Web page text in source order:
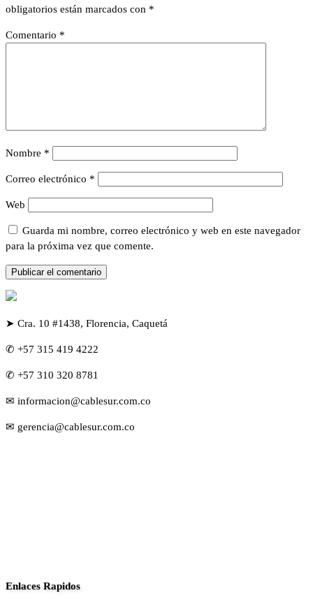
obligatorios están marcados con *
Comentario *
Nombre *
Correo electrónico *
Web
Guarda mi nombre, correo electrónico y web en este navegador
para la próxima vez que comente.
➤ Cra. 10 #1438, Florencia, Caquetá
✆ +57 315 419 4222
✆ +57 310 320 8781
✉ informacion@cablesur.com.co
✉ gerencia@cablesur.com.co
Enlaces Rapidos